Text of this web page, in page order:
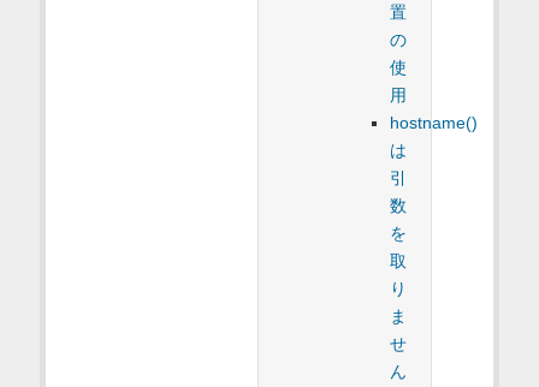
置
の
使
用
hostname()
は
引
数
を
取
り
ま
せ
ん